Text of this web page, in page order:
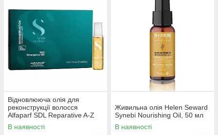
Відновлююча олія для
реконструкції волосся
Alfaparf SDL Reparative A-Z
Bond Complex SOS
Emergency Oil, 78 мл (6*13
В наявності
Живильна олія Helen Seward
Synebi Nourishing Oil, 50 мл
В наявності